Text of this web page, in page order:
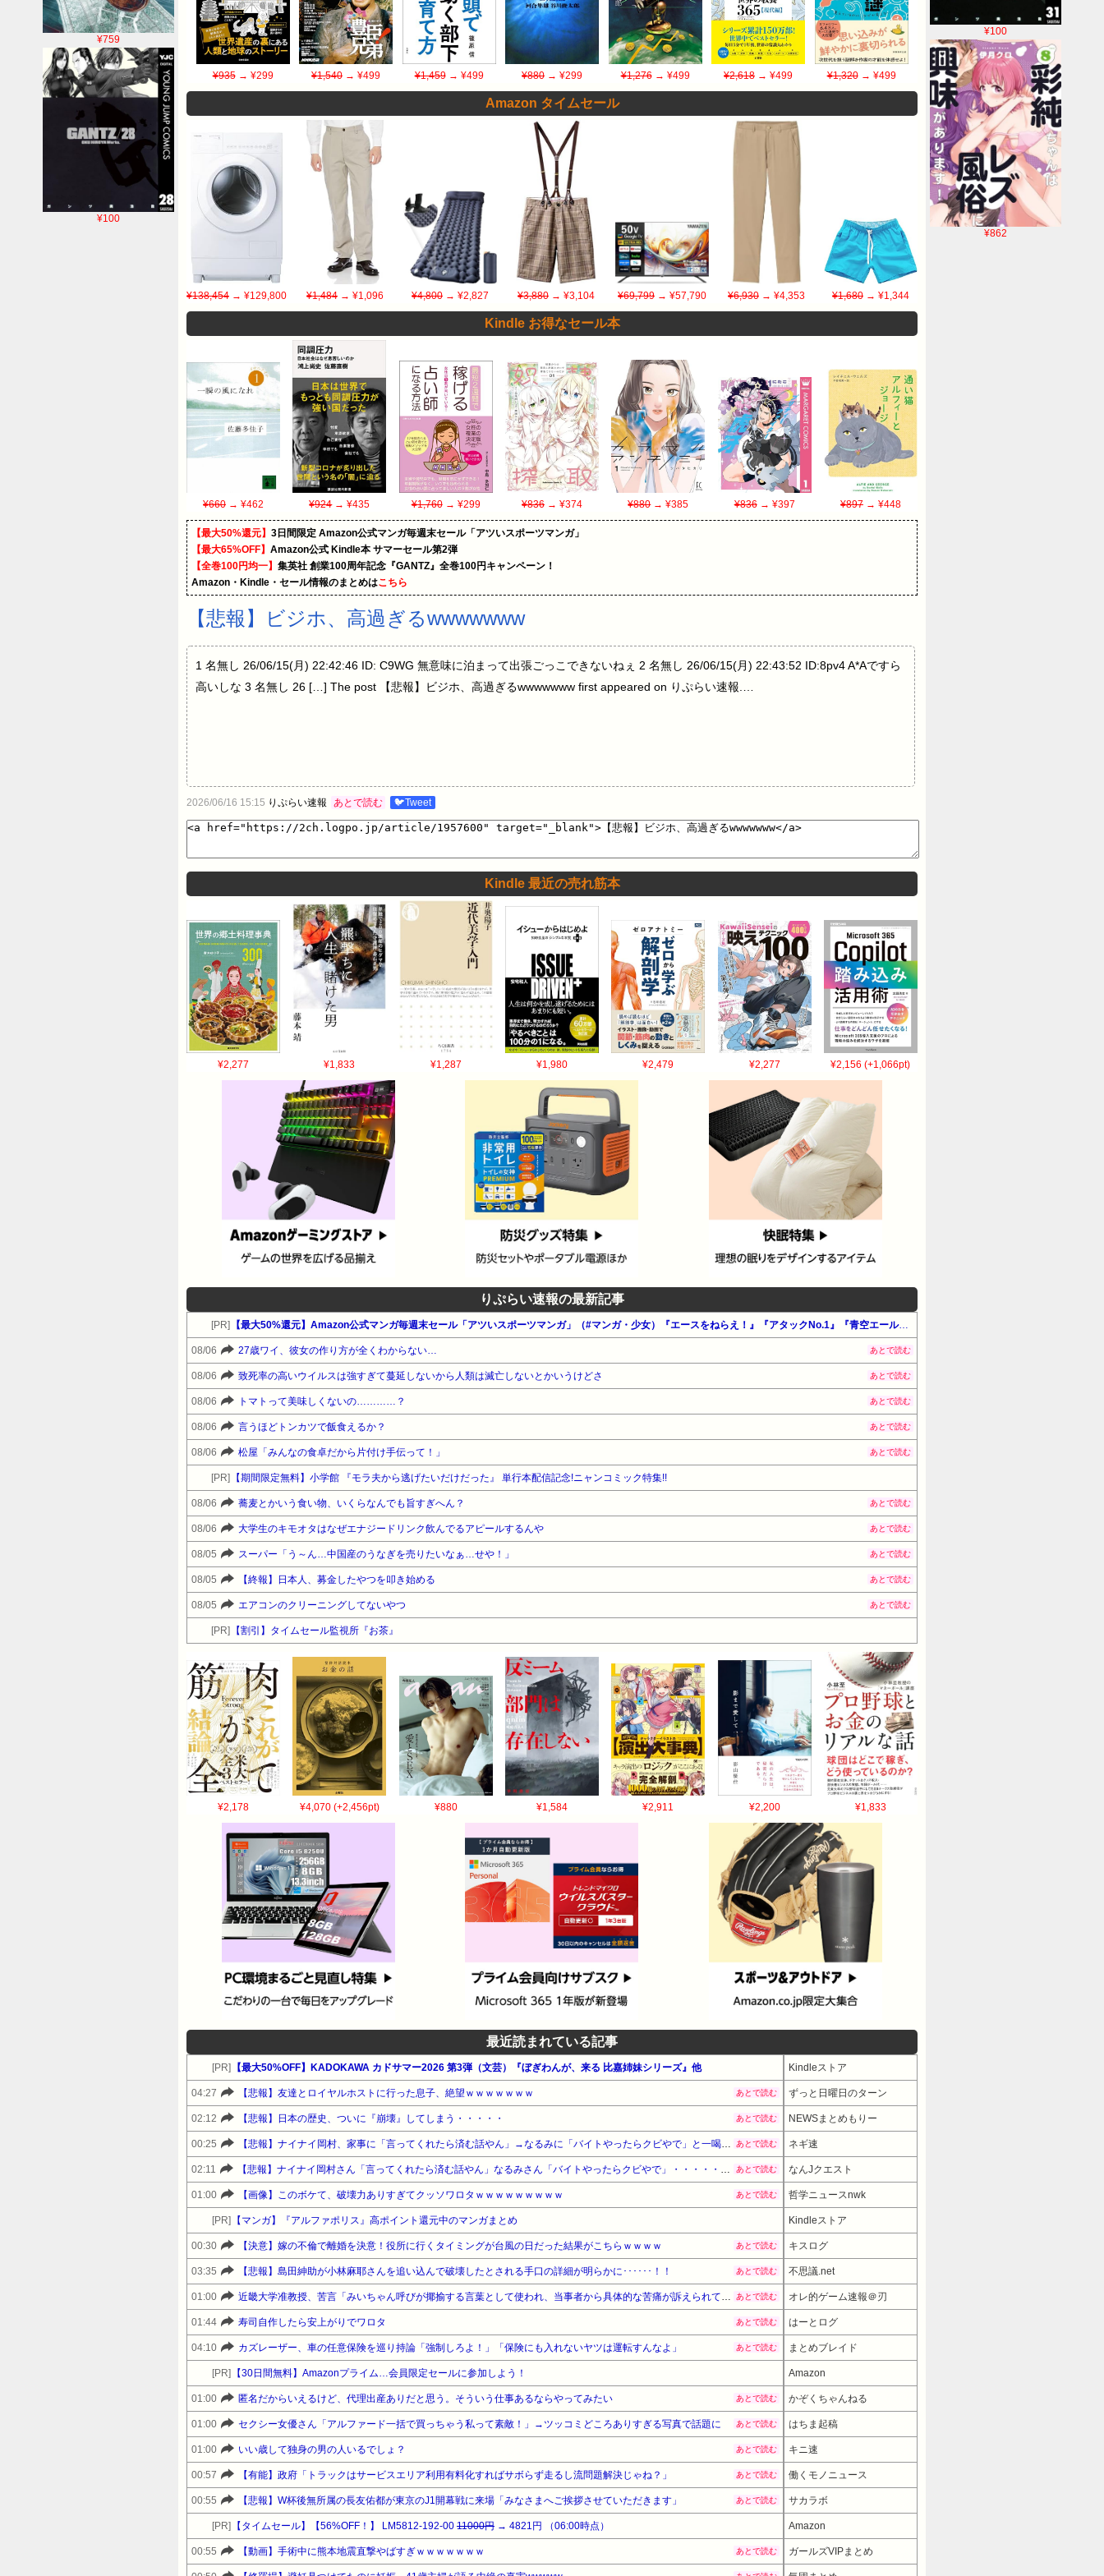
¥100
¥862
¥759
¥100
¥935→ ¥299 ¥1,540 → ¥499 ¥1,459→ ¥499 ¥880 → ¥299 ¥1,276→ ¥499 ¥2,618 → ¥499 ¥1,320→ ¥499
Amazon タイムセール
¥138,454 → ¥129,800 ¥1,484 → ¥1,096 ¥4,800 → ¥2,827 ¥3,880 → ¥3,104 ¥69,799 → ¥57,790 ¥6,930 → ¥4,353 ¥1,680 → ¥1,344
Kindle お得なセール本
¥660 → ¥462 ¥924→ ¥435 ¥1,760→ ¥299 ¥836→ ¥374 ¥880→ ¥385 ¥836→ ¥397 ¥897→ ¥448
【最大50%還元】 3日間限定 Amazon公式マンガ毎週末セール「アツいスポーツマンガ」
【最大65%OFF】 Amazon公式 Kindle本 サマーセール第2弾
【全巻100円均一】 集英社 創業100周年記念『GANTZ』全巻100円キャンペーン！
Amazon・Kindle・セール情報のまとめはこちら
【悲報】ビジホ、高過ぎるwwwwwww
1 名無し 26/06/15(月) 22:42:46 ID: C9WG 無意味に泊まって出張ごっこできないねぇ 2 名無し 26/06/15(月) 22:43:52 ID:8pv4 A*Aですら
高いしな 3 名無し 26 […] The post 【悲報】ビジホ、高過ぎるwwwwwww first appeared on りぷらい速報.…
2026/06/16 15:15 りぷらい速報 あとで読む 🐦Tweet
Kindle 最近の売れ筋本
¥2,277 ¥1,833 ¥1,287 ¥1,980 ¥2,479 ¥2,277 ¥2,156 (+1,066pt)
りぷらい速報の最新記事
[PR] 【最大50%還元】Amazon公式マンガ毎週末セール「アツいスポーツマンガ」（#マンガ・少女）『エースをねらえ！』『アタックNo.1』『青空エール』他
08/06 27歳ワイ、彼女の作り方が全くわからない… あとで読む
08/06 致死率の高いウイルスは強すぎて蔓延しないから人類は滅亡しないとかいうけどさ あとで読む
08/06 トマトって美味しくないの…………？ あとで読む
08/06 言うほどトンカツで飯食えるか？ あとで読む
08/06 松屋「みんなの食卓だから片付け手伝って！」 あとで読む
[PR] 【期間限定無料】小学館 『モラ夫から逃げたいだけだった』 単行本配信記念!ニャンコミック特集!!
08/06 蕎麦とかいう食い物、いくらなんでも旨すぎへん？ あとで読む
08/06 大学生のキモオタはなぜエナジードリンク飲んでるアピールするんや あとで読む
08/05 スーパー「う～ん…中国産のうなぎを売りたいなぁ…せや！」 あとで読む
08/05 【終報】日本人、募金したやつを叩き始める あとで読む
08/05 エアコンのクリーニングしてないやつ あとで読む
[PR] 【割引】タイムセール監視所『お茶』
¥2,178 ¥4,070 (+2,456pt) ¥880 ¥1,584 ¥2,911 ¥2,200 ¥1,833
最近読まれている記事
[PR] 【最大50%OFF】KADOKAWA カドサマー2026 第3弾（文芸）『ぼぎわんが、来る 比嘉姉妹シリーズ』他 Kindleストア
04:27 【悲報】友達とロイヤルホストに行った息子、絶望ｗｗｗｗｗｗｗ あとで読む ずっと日曜日のターン
02:12 【悲報】日本の歴史、ついに『崩壊』してしまう・・・・・ あとで読む NEWSまとめもりー
00:25 あとで読む ネギ速
02:11 あとで読む なんJクエスト
01:00 【画像】このボケて、破壊力ありすぎてクッソワロタｗｗｗｗｗｗｗｗｗ あとで読む 哲学ニュースnwk
[PR] 【マンガ】『アルファポリス』高ポイント還元中のマンガまとめ Kindleストア
00:30 【決意】嫁の不倫で離婚を決意！役所に行くタイミングが台風の日だった結果がこちらｗｗｗｗ あとで読む キスログ
03:35 【悲報】島田紳助が小林麻耶さんを追い込んで破壊したとされる手口の詳細が明らかに･･････！！ あとで読む 不思議.net
01:00 あとで読む オレ的ゲーム速報＠刃
01:44 寿司自作したら安上がりでワロタ あとで読む はーとログ
04:10 カズレーザー、車の任意保険を巡り持論「強制しろよ！」「保険にも入れないヤツは運転すんなよ」 あとで読む まとめブレイド
[PR] 【30日間無料】Amazonプライム…会員限定セールに参加しよう！ Amazon
01:00 匿名だからいえるけど、代理出産ありだと思う。そういう仕事あるならやってみたい あとで読む かぞくちゃんねる
01:00 セクシー女優さん「アルファード一括で買っちゃう私って素敵！」→ツッコミどころありすぎる写真で話題に あとで読む はちま起稿
01:00 いい歳して独身の男の人いるでしょ？ あとで読む キニ速
00:57 【有能】政府「トラックはサービスエリア利用有料化すればサボらず走るし流問題解決じゃね？」 あとで読む 働くモノニュース
00:55 【悲報】W杯後無所属の長友佑都が東京のJ1開幕戦に来場「みなさまへご挨拶させていただきます」 あとで読む サカラボ
[PR] 【タイムセール】【56%OFF！】 LM5812-192-00 11000円 → 4821円 （06:00時点） Amazon
00:55 【動画】手術中に熊本地震直撃やばすぎｗｗｗｗｗｗｗ あとで読む ガールズVIPまとめ